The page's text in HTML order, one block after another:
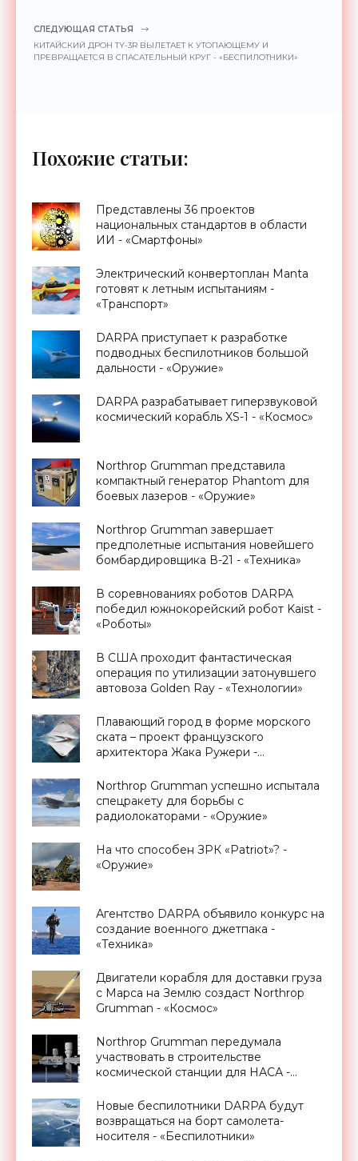
СЛЕДУЮЩАЯ СТАТЬЯ
КИТАЙСКИЙ ДРОН TY-3R ВЫЛЕТАЕТ К УТОПАЮЩЕМУ И
ПРЕВРАЩАЕТСЯ В СПАСАТЕЛЬНЫЙ КРУГ - «БЕСПИЛОТНИКИ»
Похожие статьи:
Представлены 36 проектов
национальных стандартов в области
ИИ - «Смартфоны»
Электрический конвертоплан Manta
готовят к летным испытаниям -
«Транспорт»
DARPA приступает к разработке
подводных беспилотников большой
дальности - «Оружие»
DARPA разрабатывает гиперзвуковой
космический корабль XS-1 - «Космос»
Northrop Grumman представила
компактный генератор Phantom для
боевых лазеров - «Оружие»
Northrop Grumman завершает
предполетные испытания новейшего
бомбардировщика В-21 - «Техника»
В соревнованиях роботов DARPA
победил южнокорейский робот Kaist -
«Роботы»
В США проходит фантастическая
операция по утилизации затонувшего
автовоза Golden Ray - «Технологии»
Плавающий город в форме морского
ската – проект французского
архитектора Жака Ружери -
Northrop Grumman успешно испытала
спецракету для борьбы с
радиолокаторами - «Оружие»
На что способен ЗРК «Patriot»? -
«Оружие»
Агентство DARPA объявило конкурс на
создание военного джетпака -
«Техника»
Двигатели корабля для доставки груза
с Марса на Землю создаст Northrop
Grumman - «Космос»
Northrop Grumman передумала
участвовать в строительстве
космической станции для НАСА -
Новые беспилотники DARPA будут
возвращаться на борт самолета-
носителя - «Беспилотники»